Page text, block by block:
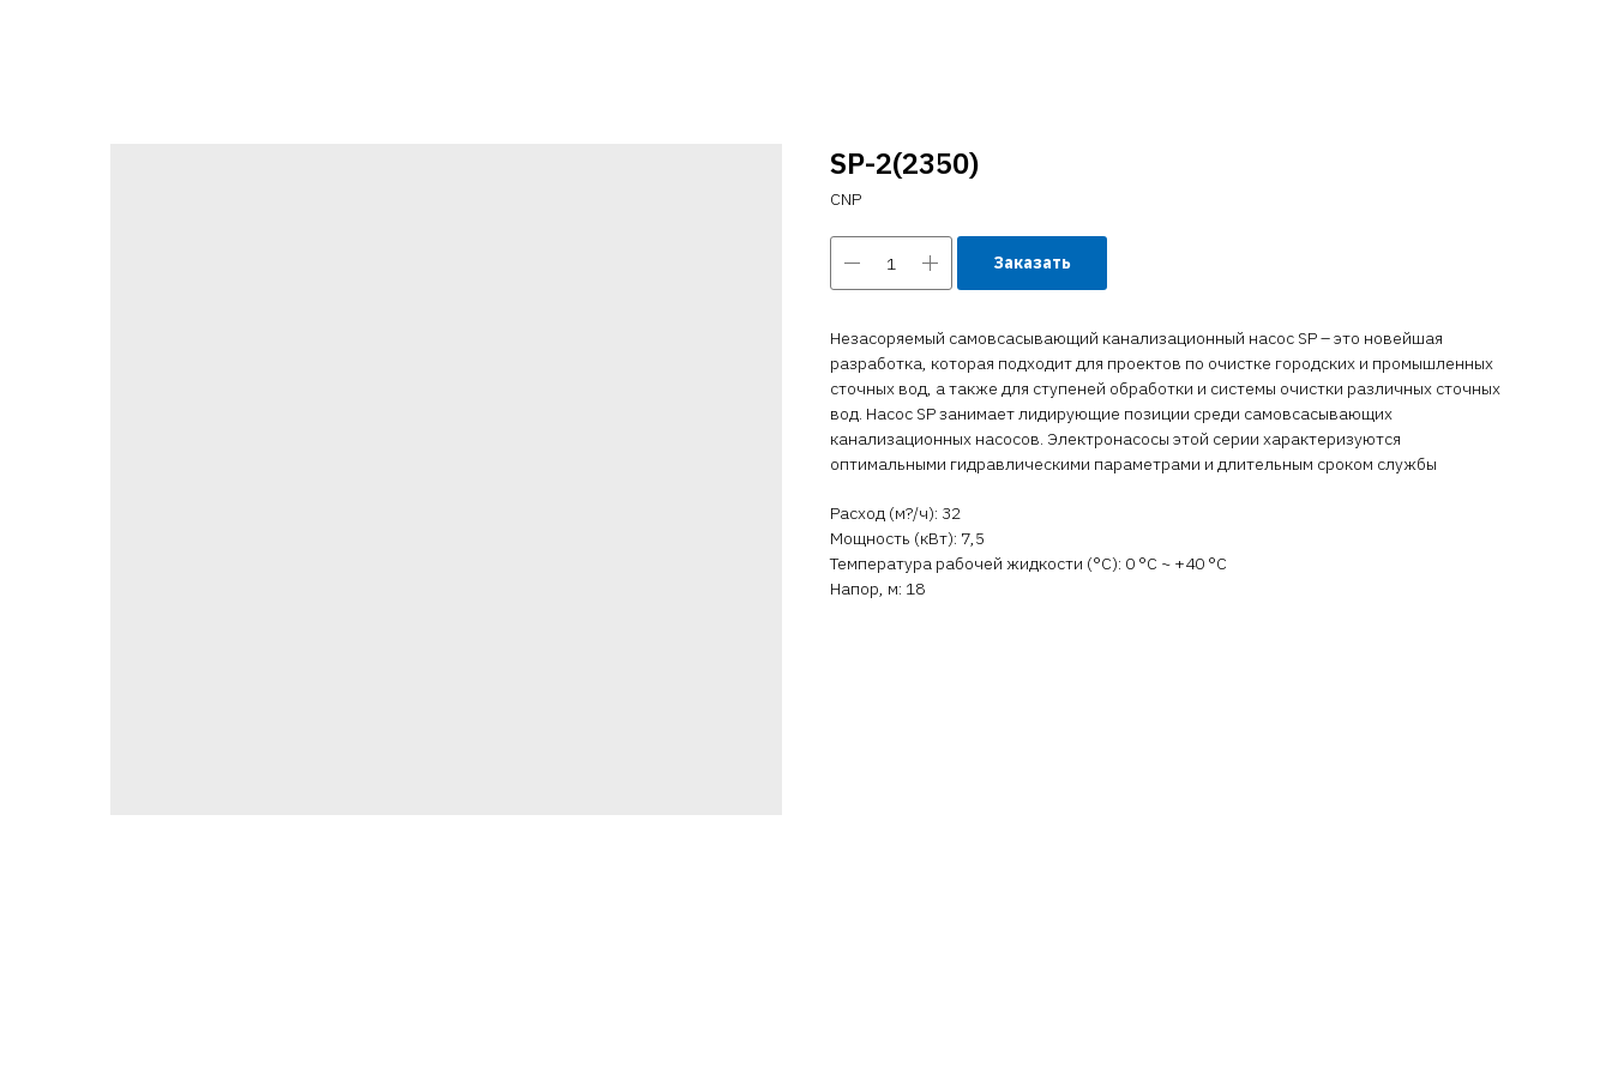
SP-2(2350)
CNP
Заказать
Незасоряемый самовсасывающий канализационный насос SP – это новейшая
разработка, которая подходит для проектов по очистке городских и промышленных
сточных вод, а также для ступеней обработки и системы очистки различных сточных
вод. Насос SP занимает лидирующие позиции среди самовсасывающих
канализационных насосов. Электронасосы этой серии характеризуются
оптимальными гидравлическими параметрами и длительным сроком службы
Расход (м?/ч): 32
Мощность (кВт): 7,5
Температура рабочей жидкости (°C): 0 °С ~ +40 °С
Напор, м: 18